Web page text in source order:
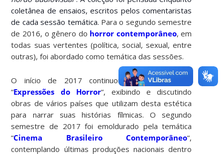
coletânea de ensaios, escritos pelos comentaristas
de cada sessão temática. Para o segundo semestre
de 2016, o gênero do horror contemporâneo, em
todas suas vertentes (política, social, sexual, entre
outras), foi abordado como temática das sessões.
O início de 2017 continuou com a temática
“Expressões do Horror“, exibindo e discutindo
obras de vários países que utilizam desta estética
para narrar suas histórias fílmicas. O segundo
semestre de 2017 foi emoldurado pela temática
“Cinema Brasileiro Contemporâneo“,
contemplando últimas produções nacionais dentro